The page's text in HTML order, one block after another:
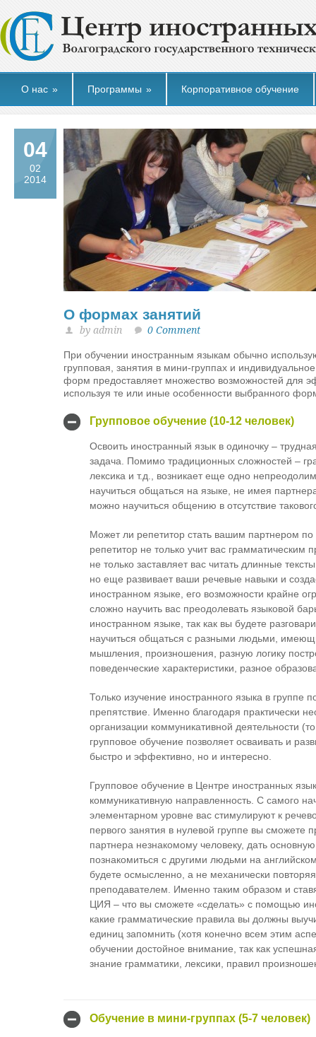
О нас » Программы » Корпоративное обучение
04
02
2014
О формах занятий
by admin 0 Comment
При обучении иностранным языкам обычно
групповая, занятия в мини-группах и
форм предоставляет множество возможностей для
используя те или иные особенности выбранного
Групповое обучение (10-12 человек)
Освоить иностранный язык в одиночку –
задача. Помимо традиционных сложностей –
лексика и т.д., возникает еще одно
научиться общаться на языке, не имея
можно научиться общению в отсутствие
Может ли репетитор стать вашим партнером
репетитор не только учит вас грамматическим
не только заставляет вас читать длинные
но еще развивает ваши речевые навыки и
иностранном языке, его возможности крайне
сложно научить вас преодолевать языковой
иностранном языке, так как вы будете
научиться общаться с разными людьми,
мышления, произношения, разную логику
поведенческие характеристики, разное
Только изучение иностранного языка в группе
препятствие. Именно благодаря практически
организации коммуникативной деятельности
групповое обучение позволяет осваивать и
быстро и эффективно, но и интересно.
Групповое обучение в Центре иностранных
коммуникативную направленность. С самого
элементарном уровне вас стимулируют к
первого занятия в нулевой группе вы сможете
партнера незнакомому человеку, дать
познакомиться с другими людьми на
будете осмысленно, а не механически
преподавателем. Именно таким образом и
ЦИЯ – что вы сможете «сделать» с помощью
какие грамматические правила вы должны
единиц запомнить (хотя конечно всем этим
обучении достойное внимание, так как
знание грамматики, лексики, правил
Обучение в мини-группах (5-7 человек)